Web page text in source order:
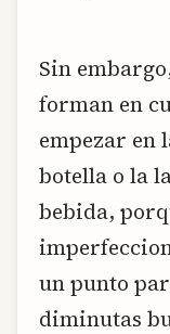
Sin
forman en
empezar en
botella o la
bebida,
un punto
diminutas